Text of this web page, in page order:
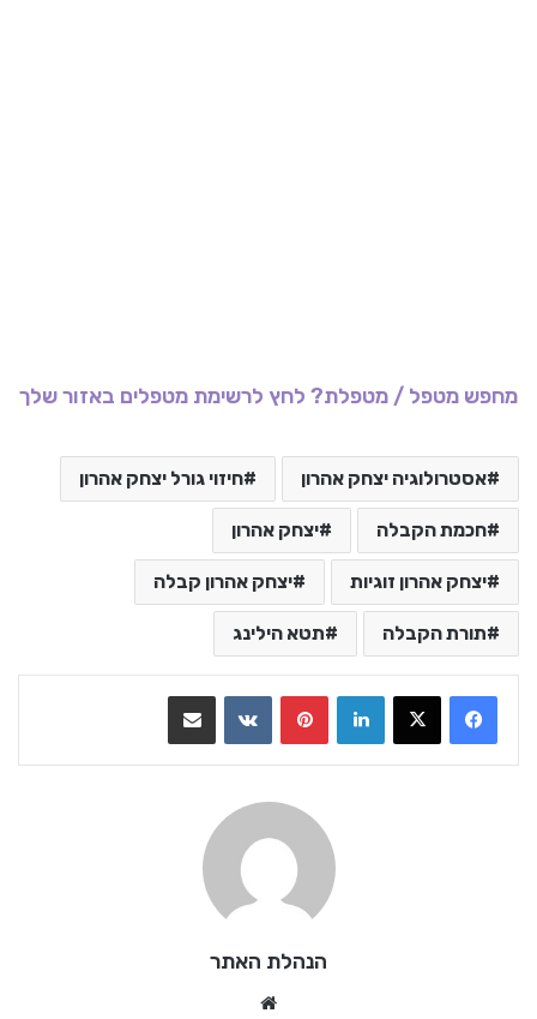
מחפש מטפל / מטפלת? לחץ לרשימת מטפלים באזור שלך
אסטרולוגיה יצחק אהרון חיזוי גורל יצחק אהרון
חכמת הקבלה יצחק אהרון
יצחק אהרון זוגיות יצחק אהרון קבלה
תורת הקבלה תטא הילינג
LinkedIn
VKontakte
הנהלת האתר